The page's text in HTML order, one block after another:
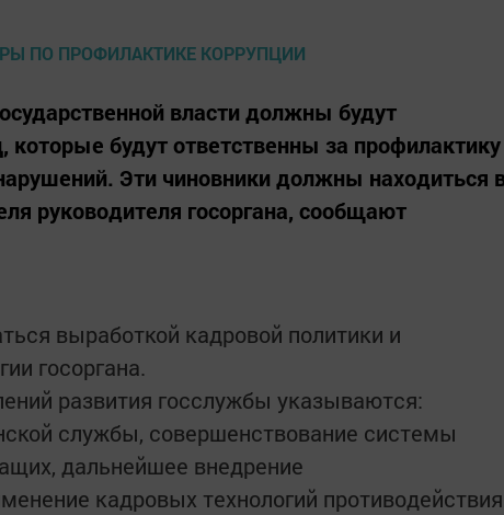
власти должны будут
будут ответственны за профилактику
Эти чиновники должны находиться
руководителя госоргана, сообщают
выработкой кадровой политики и
госоргана.
развития госслужбы указываются:
службы, совершенствование системы
дальнейшее внедрение
кадровых технологий противодействия